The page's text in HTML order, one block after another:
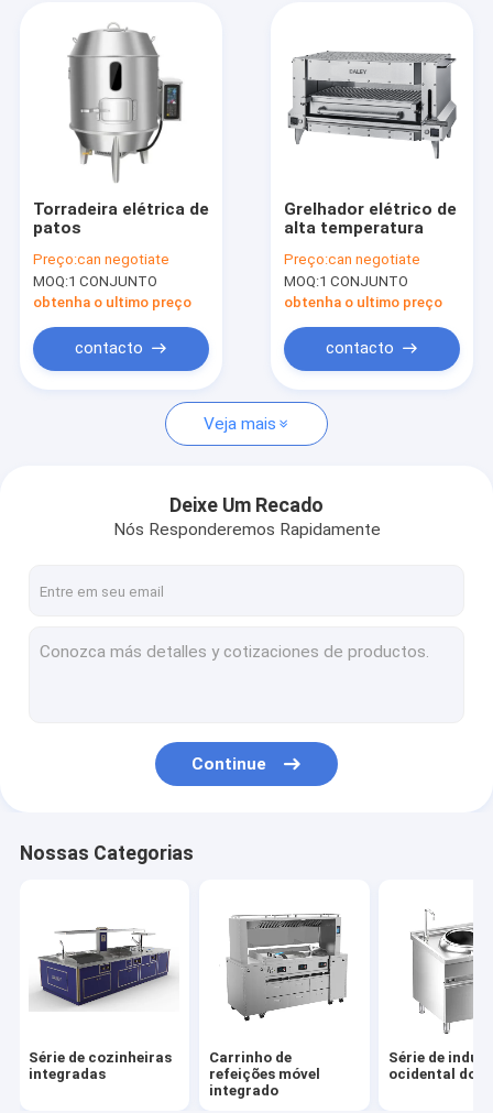
Produtos
Vídeos
Sobre nós
Contacte-nos
Notícias
Série de cozinheiras integradas
Série de indução ocidental do piso
Série Western Electric de piso
Série elétrica inclinada
Construído em série de indução
Construído em série elétrica
Série de Indução de Desktop
Série Elétrica de Desktop
Torradeira elétrica de
patos
Preço:can negotiate
MOQ:1 CONJUNTO
obtenha o ultimo preço
contacto
Grelhador elétrico de
alta temperatura
Preço:can negotiate
MOQ:1 CONJUNTO
obtenha o ultimo preço
contacto
Veja mais
Deixe Um Recado
Nós Responderemos Rapidamente
Continue
Nossas Categorias
Série de cozinheiras
integradas
Carrinho de
refeições móvel
integrado
Série de
ocidental do